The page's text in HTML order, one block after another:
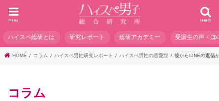
search
menu
ハイスペ総研とは 研究レポート 総研アカデミー 受講生の声・口
HOME コラム ハイスペ男性研究レポート ハイスペ男性の恋愛観 彼からLINEの返信
コラム